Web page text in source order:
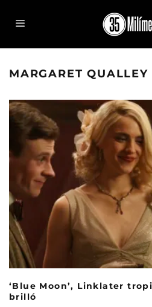
MARGARET QUALLEY
‘Blue Moon’, Linklater
brilló